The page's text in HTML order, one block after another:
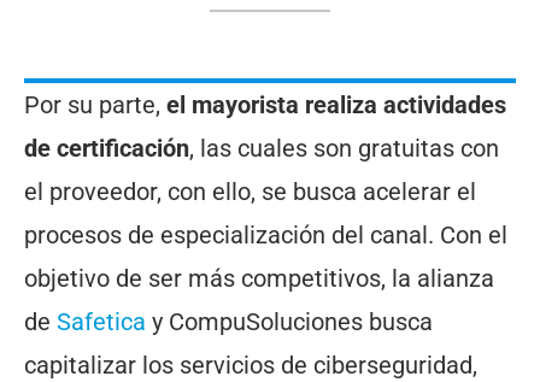
Por su parte, el mayorista realiza actividades
de certificación, las cuales son gratuitas con
el proveedor, con ello, se busca acelerar el
procesos de especialización del canal. Con el
objetivo de ser más competitivos, la alianza
de Safetica y CompuSoluciones busca
capitalizar los servicios de ciberseguridad,